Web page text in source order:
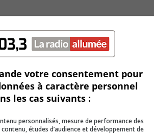
du Salon des vins de la
depuis maintenant 70 ans.
et favoriser au mieux le
près de 400 participants.
votre consentement pour
à caractère personnel
les cas suivants :
personnalisés, mesure de performance des
études d’audience et développement de